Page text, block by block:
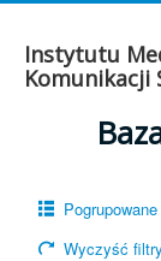
Instytutu
Komunikacji
Wyczyść filtry